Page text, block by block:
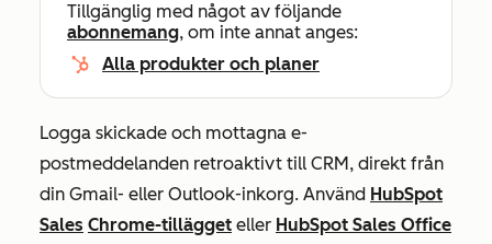
Tillgänglig med något av följande
abonnemang, om inte annat anges:
Alla produkter och planer
Logga skickade och mottagna e-
postmeddelanden retroaktivt till CRM, direkt från
din Gmail- eller Outlook-inkorg. Använd HubSpot
Sales Chrome-tillägget eller HubSpot Sales Office